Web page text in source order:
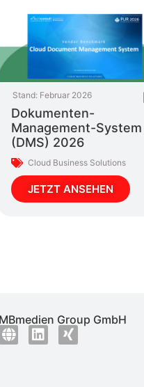
Stand: Februar 2026
Dokumenten-
Management-System
(DMS) 2026
Cloud Business Solutions
JETZT ANSEHEN
MBmedien Group GmbH